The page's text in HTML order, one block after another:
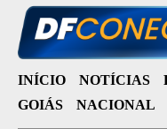
INÍCIO NOTÍCIAS
GOIÁS
NACIONAL